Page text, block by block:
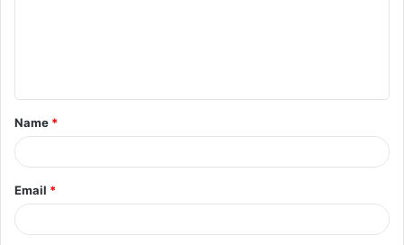
t
*
Name *
Email *